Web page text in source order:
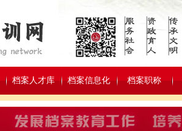
档案人才库 档案信息化 档案职称